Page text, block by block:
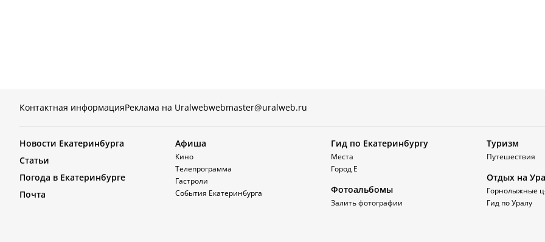
Контактная информацияРеклама на Uralwebwebmaster@uralweb.ru
Новости Екатеринбурга
Статьи
Погода в Екатеринбурге
Почта
Афиша
Кино
Телепрограмма
Гастроли
События Екатеринбурга
Гид по Екатеринбургу
Места
Город Е
Фотоальбомы
Залить фотографии
Туризм
Путешествия
Отдых на
Горнолыжные
Гид по Уралу